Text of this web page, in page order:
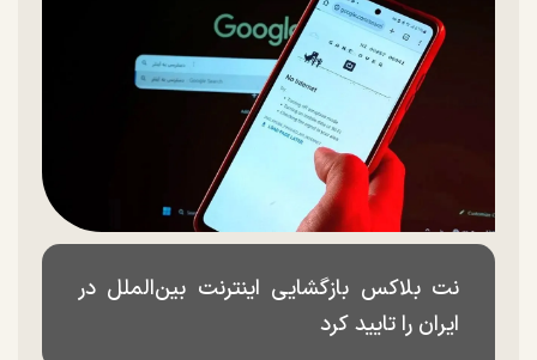
نت بلاکس بازگشایی اینترنت بین‌الملل در
ایران را تایید کرد